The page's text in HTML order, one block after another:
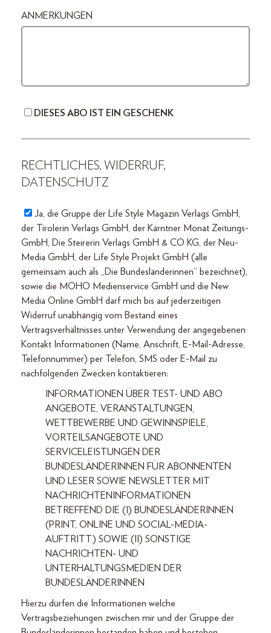
ANMERKUNGEN
DIESES ABO IST EIN GESCHENK
RECHTLICHES, WIDERRUF,
DATENSCHUTZ
Ja, die Gruppe der Life Style Magazin Verlags GmbH,
der Tirolerin Verlags GmbH, der Kärntner Monat Zeitungs-
GmbH, Die Steirerin Verlags GmbH & CO KG, der Neu-
Media GmbH, der Life Style Projekt GmbH (alle
gemeinsam auch als „Die Bundesländerinnen“ bezeichnet),
sowie die MOHO Medienservice GmbH und die New
Media Online GmbH darf mich bis auf jederzeitigen
Widerruf unabhängig vom Bestand eines
Vertragsverhältnisses unter Verwendung der angegebenen
Kontakt Informationen (Name, Anschrift, E-Mail-Adresse,
Telefonnummer) per Telefon, SMS oder E-Mail zu
nachfolgenden Zwecken kontaktieren:
INFORMATIONEN ÜBER TEST- UND ABO
ANGEBOTE, VERANSTALTUNGEN,
WETTBEWERBE UND GEWINNSPIELE,
VORTEILSANGEBOTE UND
SERVICELEISTUNGEN DER
BUNDESLÄNDERINNEN FÜR ABONNENTEN
UND LESER SOWIE NEWSLETTER MIT
NACHRICHTENINFORMATIONEN
BETREFFEND DIE (I) BUNDESLÄNDERINNEN
(PRINT, ONLINE UND SOCIAL-MEDIA-
AUFTRITT) SOWIE (II) SONSTIGE
NACHRICHTEN- UND
UNTERHALTUNGSMEDIEN DER
BUNDESLÄNDERINNEN
Hierzu dürfen die Informationen welche
Vertragsbeziehungen zwischen mir und der Gruppe der